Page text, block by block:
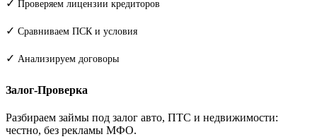
✓ Проверяем лицензии кредиторов
✓ Сравниваем ПСК и условия
✓ Анализируем договоры
Залог-Проверка
Разбираем займы под залог авто, ПТС и недвижимости:
честно, без рекламы МФО.